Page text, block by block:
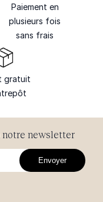
Paiement en
plusieurs fois
sans frais
gratuit
notre newsletter
Envoyer